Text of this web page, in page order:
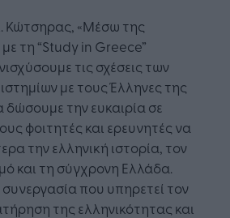
Κώτσηρας, «Μέσω της
τη “Study in Greece”
τις σχέσεις των
με τους Έλληνες της
την ευκαιρία σε
φοιτητές και ερευνητές να
την ελληνική ιστορία, τον
και τη σύγχρονη Ελλάδα.
συνεργασία που υπηρετεί τον
της ελληνικότητας και